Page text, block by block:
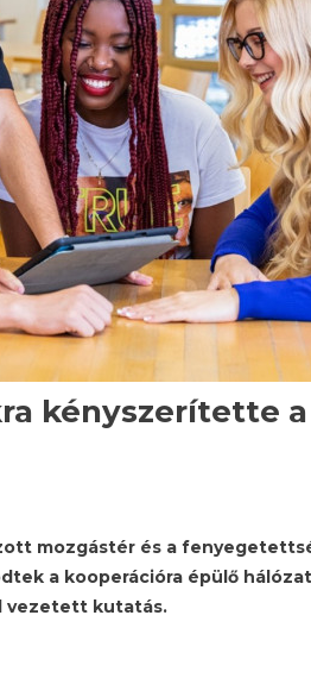
kényszerítette
mozgástér és a
a kooperációra épülő
vezetett kutatás.